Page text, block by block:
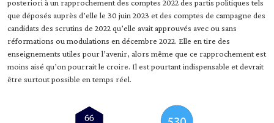
posteriori à un rapprochement des comptes 2022 des partis politiques tels
que déposés auprès d’elle le 30 juin 2023 et des comptes de campagne des
candidats des scrutins de 2022 qu’elle avait approuvés avec ou sans
réformations ou modulations en décembre 2022. Elle en tire des
enseignements utiles pour l’avenir, alors même que ce rapprochement est
moins aisé qu’on pourrait le croire. Il est pourtant indispensable et devrait
être surtout possible en temps réel.